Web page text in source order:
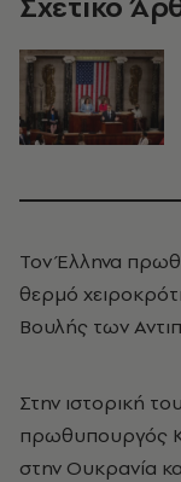
Τον Έλληνα
θερμό
Βουλής των
Στην ιστορική
πρωθυπουργός
στην Ουκρανία